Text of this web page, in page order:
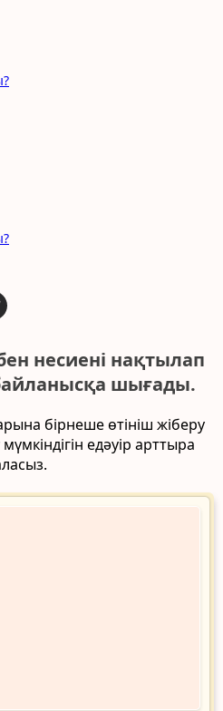
несиені нақтылап
шығады.
бірнеше өтініш жіберу
едәуір арттыра